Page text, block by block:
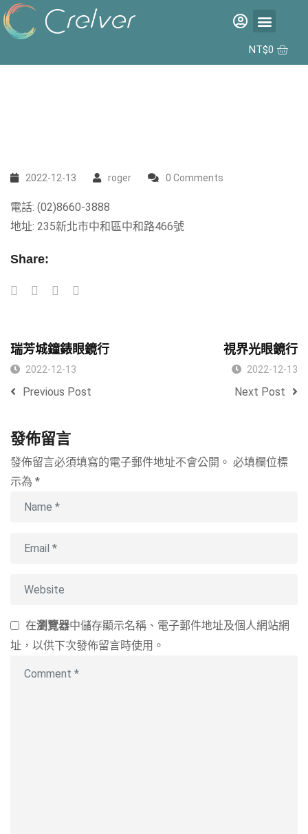
NT$0
2022-12-13 roger 0 Comments
電話: (02)8660-3888
地址: 235新北市中和區中和路466號
Share:
瑞芳城鐘錶眼鏡行
2022-12-13
Previous Post
視界光眼鏡行
2022-12-13
Next Post
發佈留言
發佈留言必須填寫的電子郵件地址不會公開。 必填欄位標
示為 *
在瀏覽器中儲存顯示名稱、電子郵件地址及個人網站網
址，以供下次發佈留言時使用。